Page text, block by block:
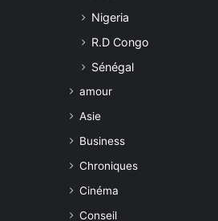
Nigeria
R.D Congo
Sénégal
amour
Asie
Business
Chroniques
Cinéma
Conseil